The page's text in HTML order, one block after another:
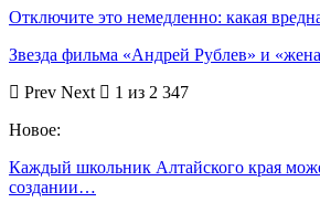
Отключите это немедленно: какая
Звезда фильма «Андрей Рублев» и
Prev Next
1 из 2 347
Новое:
Каждый школьник Алтайского края
создании…